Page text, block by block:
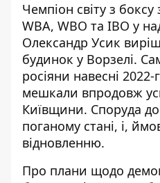
Чемпіон світу з боксу
WBA, WBO та IBO у
Олександр Усик
будинок у Ворзелі.
росіяни навесні
мешкали впродовж
Київщини. Споруда
поганому стані, і,
відновленню.
Про плани щодо